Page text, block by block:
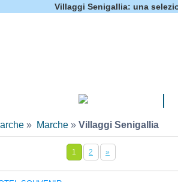
Villaggi Senigallia: una
» Marche» Villaggi Senigallia
1 2 »